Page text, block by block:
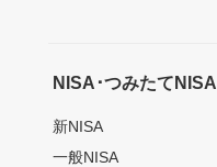
NISA･つみたてNISA
新NISA
一般NISA